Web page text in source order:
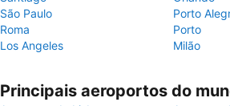
São Paulo
Porto
Roma
Porto
Los Angeles
Milão
Principais aeroportos do